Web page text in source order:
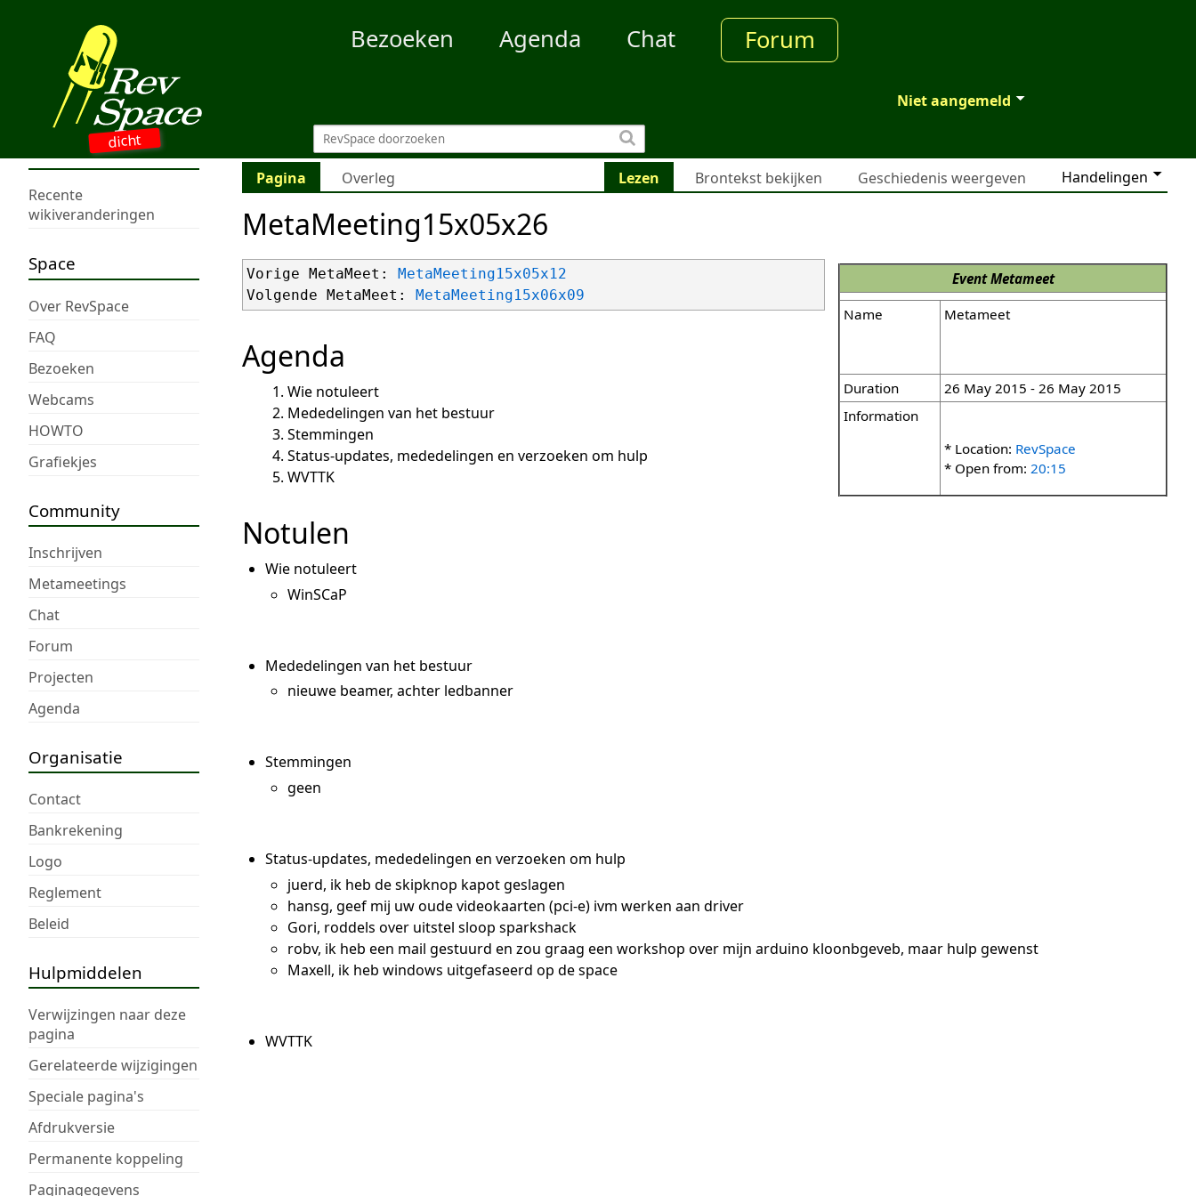
dicht
Bezoeken Agenda Chat Forum
Niet aangemeld
Recente
wikiveranderingen
Space
Over RevSpace
FAQ
Bezoeken
Webcams
HOWTO
Grafiekjes
Community
Inschrijven
Metameetings
Chat
Forum
Projecten
Agenda
Organisatie
Contact
Bankrekening
Logo
Reglement
Beleid
Hulpmiddelen
Verwijzingen naar deze
pagina
Gerelateerde wijzigingen
Speciale pagina's
Afdrukversie
Permanente koppeling
Paginagegevens
Pagina Overleg Handelingen
Lezen Brontekst bekijken Geschiedenis weergeven
MetaMeeting15x05x26
EventMetameet
Name
Metameet
Duration
26 May 2015 - 26 May 2015
Information
* Location: RevSpace
* Open from: 20:15
Vorige MetaMeet:
MetaMeeting15x05x12
Volgende MetaMeet:
MetaMeeting15x06x09
Agenda
Wie notuleert
Mededelingen van het bestuur
Stemmingen
Status-updates, mededelingen en verzoeken om hulp
WVTTK
Notulen
Wie notuleert
WinSCaP
Mededelingen van het bestuur
nieuwe beamer, achter ledbanner
Stemmingen
geen
Status-updates, mededelingen en verzoeken om hulp
juerd, ik heb de skipknop kapot geslagen
hansg, geef mij uw oude videokaarten (pci-e) ivm werken aan driver
Gori, roddels over uitstel sloop sparkshack
robv, ik heb een mail gestuurd en zou graag een workshop over mijn arduino kloonbgeveb, maar hulp gewenst
Maxell, ik heb windows uitgefaseerd op de space
WVTTK